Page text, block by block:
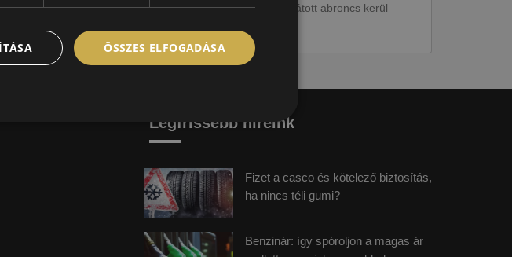
korábbi EU-s címkével ellátott abroncs kerül
Legfrissebb híreink
Fizet a casco és kötelező biztosítás,
ha nincs téli gumi?
Benzinár: így spóroljon a magas ár
ÖSSZES ELFOGADÁSA